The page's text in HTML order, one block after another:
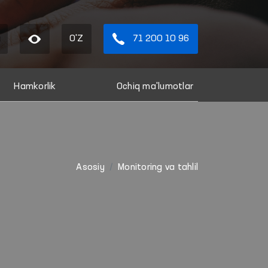
O'Z 71 200 10 96
Hamkorlik Ochiq ma'lumotlar
Asosiy Monitoring va tahlil